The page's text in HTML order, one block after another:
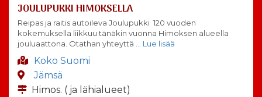
JOULUPUKKI HIMOKSELLA
Reipas ja raitis autoileva Joulupukki 120 vuoden
kokemuksella liikkuu tänäkin vuonna Himoksen alueella
jouluaattona. Otathan yhteyttä … Lue lisää
Koko Suomi
Jämsä
Himos. ( ja lähialueet)